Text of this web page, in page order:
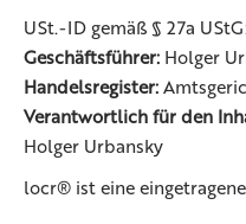
USt.-ID gemäß § 27a
Geschäftsführer: Holger
Handelsregister:
Verantwortlich für den
Holger Urbansky
locr® ist eine